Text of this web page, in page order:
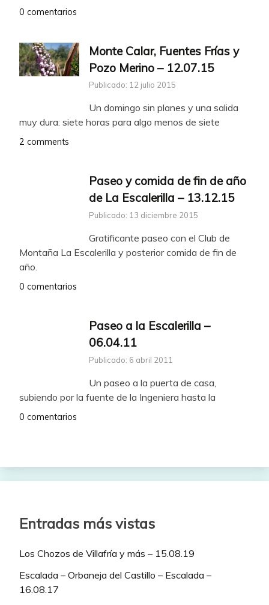
0 comentarios
Monte Calar, Fuentes Frías y
Pozo Merino – 12.07.15
Publicado: 12 julio 2015
Un domingo sin planes y una salida
muy dura: siete horas para algo menos de siete
2 comments
Paseo y comida de fin de año
de La Escalerilla – 13.12.15
Publicado: 13 diciembre 2015
Gratificante paseo con el Club de
Montaña La Escalerilla y posterior comida de fin de
año.
0 comentarios
Paseo a la Escalerilla –
06.04.11
Publicado: 6 abril 2011
Un paseo a la puerta de casa,
subiendo por la fuente de la Ingeniera hasta la
0 comentarios
Entradas más vistas
Los Chozos de Villafría y más – 15.08.19
Escalada – Orbaneja del Castillo – Escalada –
16.08.17